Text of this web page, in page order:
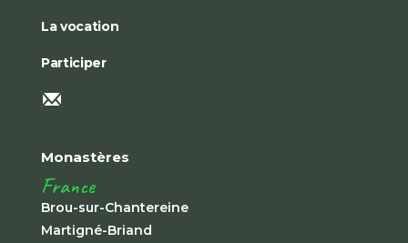
La vocation
Participer
Monastères
France
Brou-sur-Chantereine
Martigné-Briand